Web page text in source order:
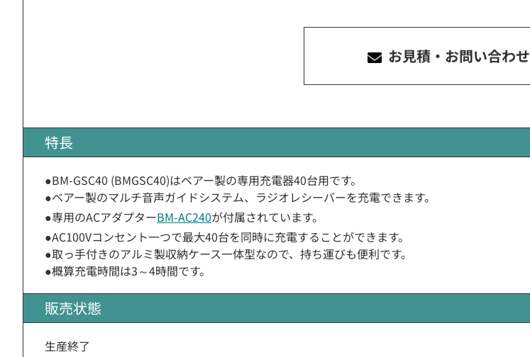
お見積・お問い合わせ
特長
●BM-GSC40 (BMGSC40)はベアー製の専用充電器40台用です。
●ベアー製のマルチ音声ガイドシステム、ラジオレシーバーを充電できます。
●専用のACアダプターBM-AC240が付属されています。
●AC100Vコンセント一つで最大40台を同時に充電することができます。
●取っ手付きのアルミ製収納ケース一体型なので、持ち運びも便利です。
●概算充電時間は3～4時間です。
販売状態
生産終了